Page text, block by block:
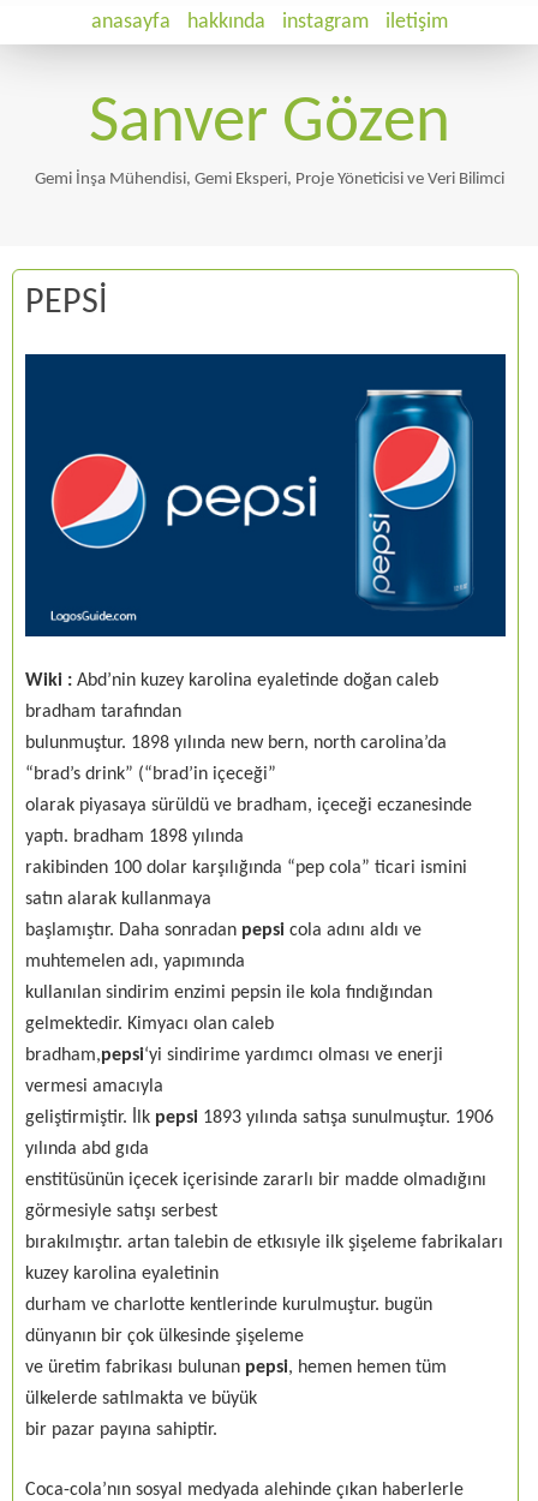
anasayfa hakkında instagram iletişim
Sanver Gözen
Gemi İnşa Mühendisi, Gemi Eksperi, Proje Yöneticisi ve Veri Bilimci
PEPSİ
Wiki : Abd’nin kuzey karolina eyaletinde doğan caleb
bradham tarafından
bulunmuştur. 1898 yılında new bern, north carolina’da
“brad’s drink” (“brad’in içeceği”
olarak piyasaya sürüldü ve bradham, içeceği eczanesinde
yaptı. bradham 1898 yılında
rakibinden 100 dolar karşılığında “pep cola” ticari ismini
satın alarak kullanmaya
başlamıştır. Daha sonradan pepsi cola adını aldı ve
muhtemelen adı, yapımında
kullanılan sindirim enzimi pepsin ile kola fındığından
gelmektedir. Kimyacı olan caleb
bradham,pepsi‘yi sindirime yardımcı olması ve enerji
vermesi amacıyla
geliştirmiştir. İlk pepsi 1893 yılında satışa sunulmuştur. 1906
yılında abd gıda
enstitüsünün içecek içerisinde zararlı bir madde olmadığını
görmesiyle satışı serbest
bırakılmıştır. artan talebin de etkısıyle ilk şişeleme fabrikaları
kuzey karolina eyaletinin
durham ve charlotte kentlerinde kurulmuştur. bugün
dünyanın bir çok ülkesinde şişeleme
ve üretim fabrikası bulunan pepsi, hemen hemen tüm
ülkelerde satılmakta ve büyük
bir pazar payına sahiptir.
Coca-cola’nın sosyal medyada alehinde çıkan haberlerle